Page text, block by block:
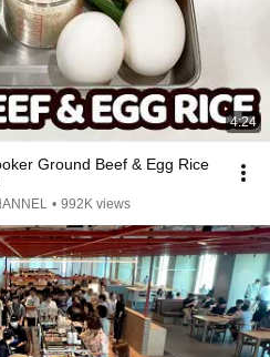
4:24
Ground Beef & Egg Rice
• 992K views